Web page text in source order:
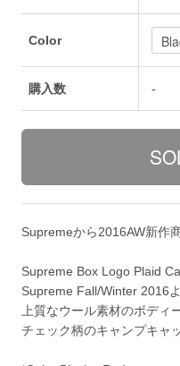
Color
購入数 -
Supremeから2016AW新作
Supreme Box Logo Plaid
Supreme Fall/Winter 2016
上質なウール素材のボディ
チェック柄のキャンプキャッ